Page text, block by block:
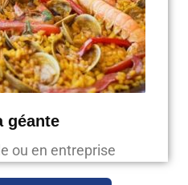
géante
ou en entreprise